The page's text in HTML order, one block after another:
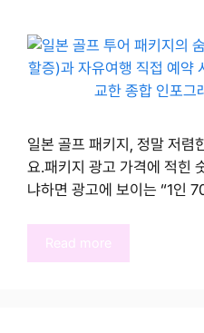
일본 골프 패키지, 정말 저렴
요.패키지 광고 가격에 적힌
냐하면 광고에 보이는 “1인
Read more